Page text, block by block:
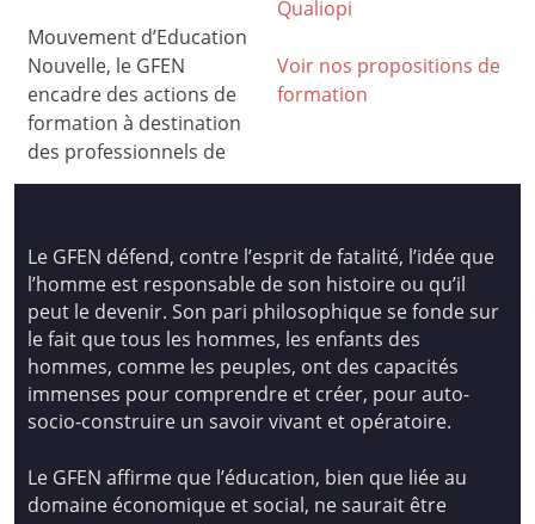
Mouvement d’Education
Nouvelle, le GFEN
encadre des actions de
formation à destination
des professionnels de
Qualiopi
Voir nos propositions de
formation
Le GFEN défend, contre l’esprit de fatalité, l’idée que
l’homme est responsable de son histoire ou qu’il
peut le devenir. Son pari philosophique se fonde sur
le fait que tous les hommes, les enfants des
hommes, comme les peuples, ont des capacités
immenses pour comprendre et créer, pour auto-
socio-construire un savoir vivant et opératoire.
Le GFEN affirme que l’éducation, bien que liée au
domaine économique et social, ne saurait être